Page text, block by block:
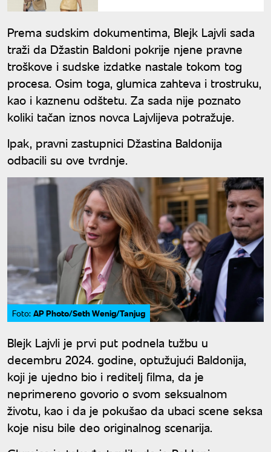
Prema sudskim dokumentima, Blejk Lajvli sada
traži da Džastin Baldoni pokrije njene pravne
troškove i sudske izdatke nastale tokom tog
procesa. Osim toga, glumica zahteva i trostruku,
kao i kaznenu odštetu. Za sada nije poznato
koliki tačan iznos novca Lajvlijeva potražuje.
Ipak, pravni zastupnici Džastina Baldonija
odbacili su ove tvrdnje.
Foto: AP Photo/Seth Wenig/Tanjug
Blejk Lajvli je prvi put podnela tužbu u
decembru 2024. godine, optužujući Baldonija,
koji je ujedno bio i reditelj filma, da je
neprimereno govorio o svom seksualnom
životu, kao i da je pokušao da ubaci scene seksa
koje nisu bile deo originalnog scenarija.